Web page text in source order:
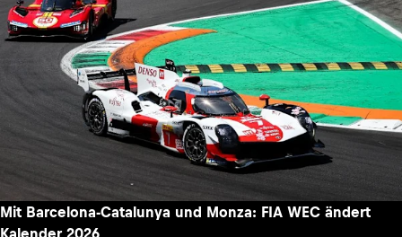
Mit Barcelona-Catalunya und Monza: FIA WEC ändert
Kalender 2026